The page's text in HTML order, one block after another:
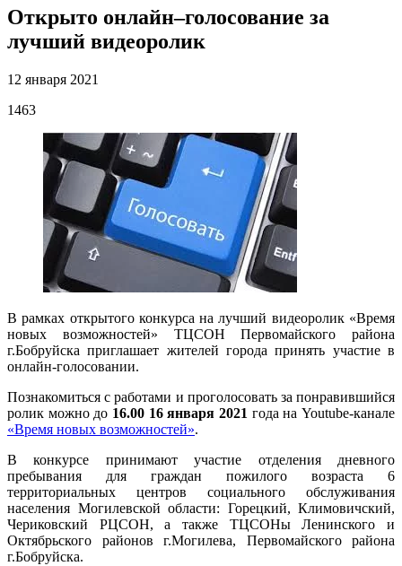
Открыто онлайн–голосование за
лучший видеоролик
12 января 2021
1463
В рамках открытого конкурса на лучший видеоролик «Время
новых возможностей» ТЦСОН Первомайского района
г.Бобруйска приглашает жителей города принять участие в
онлайн-голосовании.
Познакомиться с работами и проголосовать за понравившийся
ролик можно до 16.00 16 января 2021 года на Youtube-канале
«Время новых возможностей».
В конкурсе принимают участие отделения дневного
пребывания для граждан пожилого возраста 6
территориальных центров социального обслуживания
населения Могилевской области: Горецкий, Климовичский,
Чериковский РЦСОН, а также ТЦСОНы Ленинского и
Октябрьского районов г.Могилева, Первомайского района
г.Бобруйска.